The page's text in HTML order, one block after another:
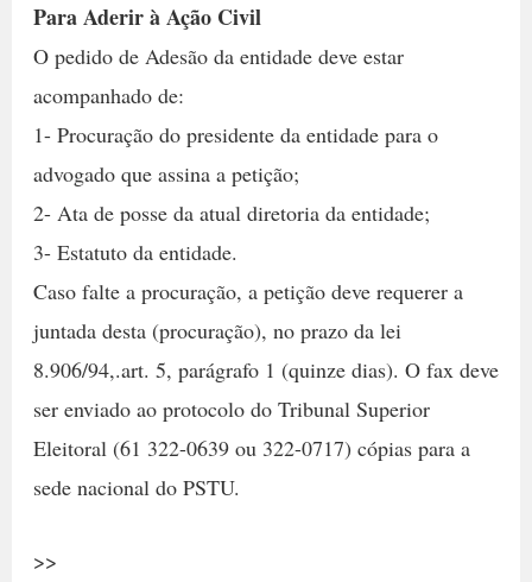
Para Aderir à Ação Civil
O pedido de Adesão da entidade deve estar
acompanhado de:
1- Procuração do presidente da entidade para o
advogado que assina a petição;
2- Ata de posse da atual diretoria da entidade;
3- Estatuto da entidade.
Caso falte a procuração, a petição deve requerer a
juntada desta (procuração), no prazo da lei
8.906/94,.art. 5, parágrafo 1 (quinze dias). O fax deve
ser enviado ao protocolo do Tribunal Superior
Eleitoral (61 322-0639 ou 322-0717) cópias para a
sede nacional do PSTU.
>>